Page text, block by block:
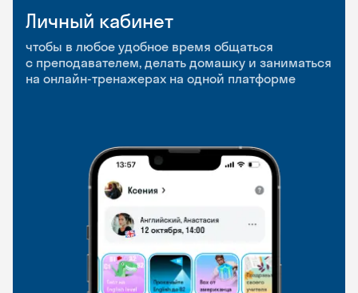
Личный кабинет
чтобы в любое удобное время общаться
с преподавателем, делать домашку и заниматься
на онлайн-тренажерах на одной платформе
Мобильное
приложение
чтобы заниматься и изучать новые слова где
и когда удобно
Разговорные клубы
и Talks
Групповые занятия для разговорной практики
и индивидуальные встречи с преподавателями